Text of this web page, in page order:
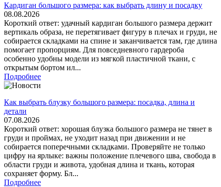
Кардиган большого размера: как выбрать длину и посадку
08.08.2026
Короткий ответ: удачный кардиган большого размера держит
вертикаль образа, не перетягивает фигуру в плечах и груди, не
собирается складками на спине и заканчивается там, где длина
помогает пропорциям. Для повседневного гардероба
особенно удобны модели из мягкой пластичной ткани, с
открытым бортом ил...
Подробнее
Как выбрать блузку большого размера: посадка, длина и
детали
07.08.2026
Короткий ответ: хорошая блузка большого размера не тянет в
груди и проймах, не уходит назад при движении и не
собирается поперечными складками. Проверяйте не только
цифру на ярлыке: важны положение плечевого шва, свобода в
области груди и живота, удобная длина и ткань, которая
сохраняет форму. Бл...
Подробнее